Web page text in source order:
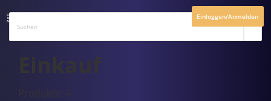
Einloggen/Anmelden
Einkauf
Produkte: 4